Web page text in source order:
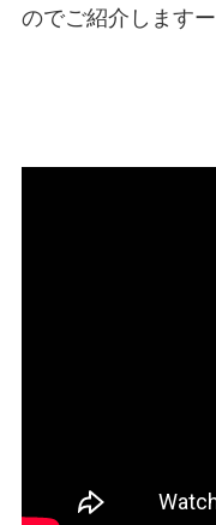
のでご紹介しますー